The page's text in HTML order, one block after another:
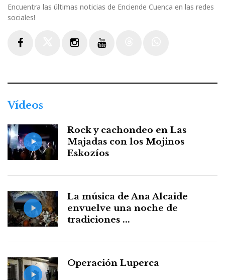
Encuentra las últimas noticias de Enciende Cuenca en las redes
sociales!
Vídeos
Rock y cachondeo en Las
Majadas con los Mojinos
Eskozíos
La música de Ana Alcaide
envuelve una noche de
tradiciones ...
Operación Luperca